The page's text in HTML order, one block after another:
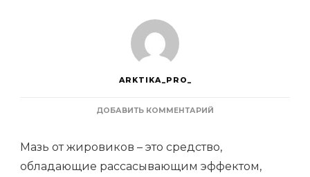
ARKTIKA_PRO_
ДОБАВИТЬ КОММЕНТАРИЙ
ЭФФЕКТИВНЫХ
МАЗЕЙ
ОТ
Мазь от жировиков – это средство,
обладающие рассасывающим эффектом,